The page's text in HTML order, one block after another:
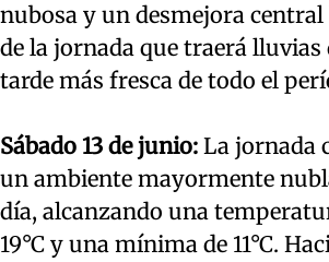
nubosa y un desmejora
de la jornada que traerá lluvias
tarde más fresca de todo el
Sábado 13 de junio: La jornada
un ambiente mayormente
día, alcanzando una
19°C y una mínima de 11°C.